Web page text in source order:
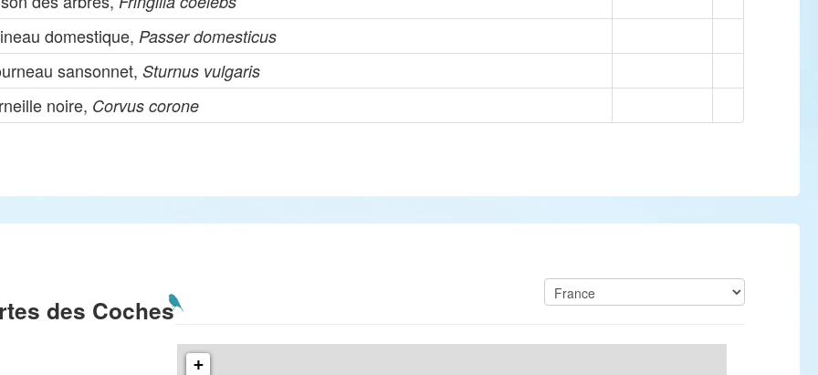
domestique, Passer domesticus
sansonnet,Sturnus vulgaris
noire, Corvus corone
des Coches
+